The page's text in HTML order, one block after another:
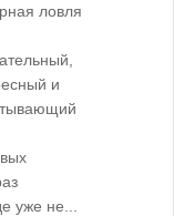
ловля
и
уже не...